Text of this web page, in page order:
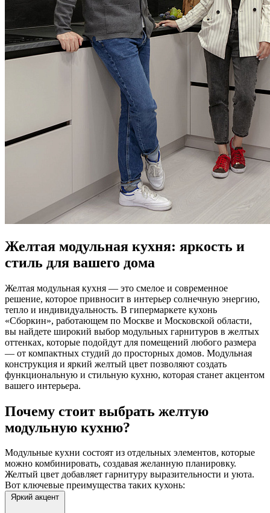
Желтая модульная кухня: яркость и
стиль для вашего дома
Желтая модульная кухня — это смелое и современное
решение, которое привносит в интерьер солнечную энергию,
тепло и индивидуальность. В гипермаркете кухонь
«Сборкин», работающем по Москве и Московской области,
вы найдете широкий выбор модульных гарнитуров в желтых
оттенках, которые подойдут для помещений любого размера
— от компактных студий до просторных домов. Модульная
конструкция и яркий желтый цвет позволяют создать
функциональную и стильную кухню, которая станет акцентом
вашего интерьера.
Почему стоит выбрать желтую
модульную кухню?
Модульные кухни состоят из отдельных элементов, которые
можно комбинировать, создавая желанную планировку.
Желтый цвет добавляет гарнитуру выразительности и уюта.
Вот ключевые преимущества таких кухонь:
Яркий акцент